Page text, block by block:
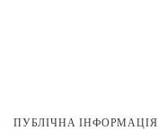
ПУБЛІЧНА ІНФОРМАЦІЯ